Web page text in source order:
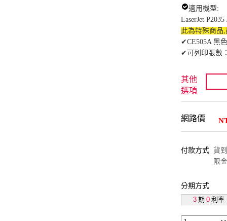
適用機型:
LaserJet
此為特殊商品
✔CE505A 黑
✔可列印張數
其他
選項
網路價
付款方式 貨
限
分期方式
3 期 0 利率